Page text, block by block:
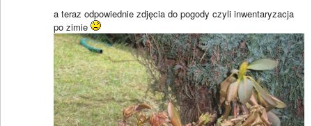
a teraz odpowiednie zdjęcia do pogody czyli inwentaryzacja
po zimie